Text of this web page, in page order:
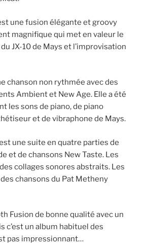
une fusion élégante et groovy
magnifique qui met en valeur le
JX-10 de Mays et l’improvisation
chanson non rythmée avec des
Ambient et New Age. Elle a été
les sons de piano, de piano
et de vibraphone de Mays.
une suite en quatre parties de
et de chansons New Taste. Les
collages sonores abstraits. Les
chansons du Pat Metheny
Fusion de bonne qualité avec un
c’est un album habituel des
pas impressionnant…